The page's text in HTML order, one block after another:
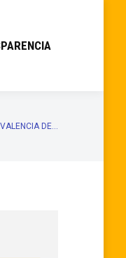
DE…